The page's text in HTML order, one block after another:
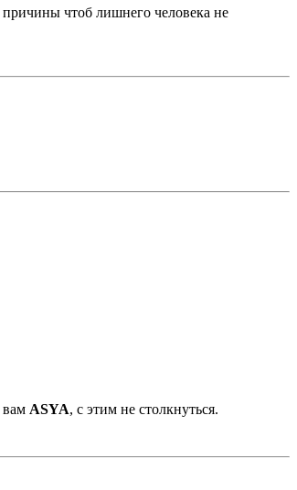
причины чтоб лишнего человека не
вам ASYA, с этим не столкнуться.